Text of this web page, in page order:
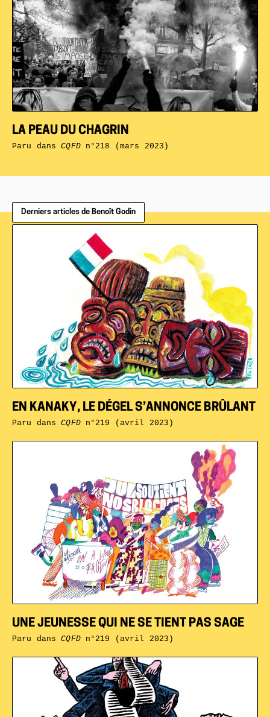
LA PEAU DU CHAGRIN
Paru dansCQFDn°218 (mars 2023)
Derniers articles de Benoît Godin
UNE JEUNESSE QUI NE SE TIENT PAS SAGE
Paru dansCQFDn°219 (avril 2023)
EN KANAKY, LE DÉGEL S’ANNONCE BRÛLANT
Paru dansCQFDn°219 (avril 2023)